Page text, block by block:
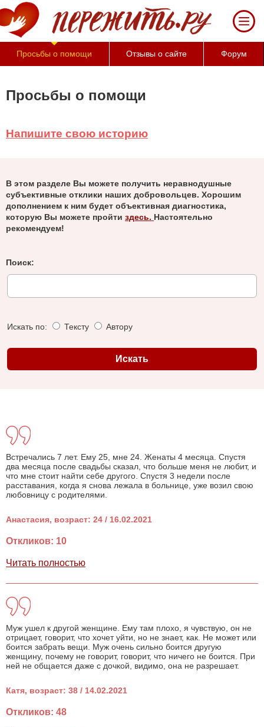
Просьбы о помощи Отзывы о сайте Форум
Просьбы о помощи
Напишите свою историю
В этом разделе Вы можете получить неравнодушные
субъективные отклики наших добровольцев. Хорошим
дополнением к ним будет объективная диагностика,
которую Вы можете пройти здесь. Настоятельно
рекомендуем!
Поиск:
Искать по: Тексту Автору
Встречались 7 лет. Ему 25, мне 24. Женаты 4 месяца. Спустя
два месяца после свадьбы сказал, что больше меня не любит, и
что мне стоит найти себе другого. Спустя 3 недели после
расставания, когда я снова лежала в больнице, уже возил свою
любовницу с родителями.
Анастасия, возраст: 24 / 16.02.2021
Откликов: 10
Читать полностью
Муж ушел к другой женщине. Ему там плохо, я чувствую, он не
отрицает, говорит, что хочет уйти, но не знает, как. Не может или
боится забрать вещи. Муж очень сильно боится другую
женщину, почему не говорит, говорит, что ничего не боится. При
ней не общается даже с дочкой, видимо, она не разрешает.
Катя, возраст: 38 / 14.02.2021
Откликов: 48